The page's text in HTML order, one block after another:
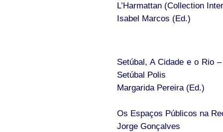
L’Harmattan (Collection
Isabel Marcos (Ed.)
Setúbal, A Cidade e o Rio
Setúbal Polis
Margarida Pereira (Ed.)
Os Espaços Públicos na
Jorge Gonçalves